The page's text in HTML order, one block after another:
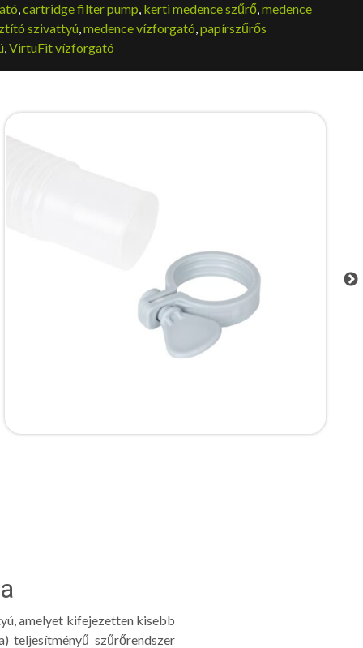
,cartridge filter pump, kerti medence szűrő,medence
szivattyú,medence vízforgató,papírszűrős
,VirtuFit vízforgató
amelyet kifejezetten kisebb
teljesítményű szűrőrendszer